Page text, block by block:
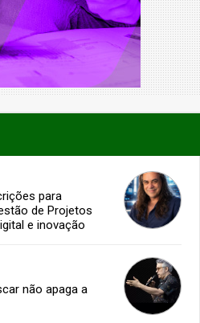
para
de Projetos
e inovação
não apaga a